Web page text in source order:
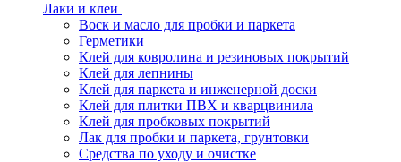
Лаки и клеи
Воск и масло для пробки и паркета
Герметики
Клей для ковролина и резиновых покрытий
Клей для лепнины
Клей для паркета и инженерной доски
Клей для плитки ПВХ и кварцвинила
Клей для пробковых покрытий
Лак для пробки и паркета, грунтовки
Средства по уходу и очистке